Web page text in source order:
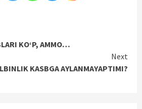
KO‘P, AMMO…
Next
KASBGA AYLANMAYAPTIMI?